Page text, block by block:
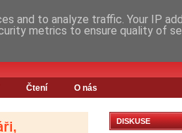
Čtení O nás
DISKUSE
and to analyze traffic. Your IP
metrics to ensure quality of